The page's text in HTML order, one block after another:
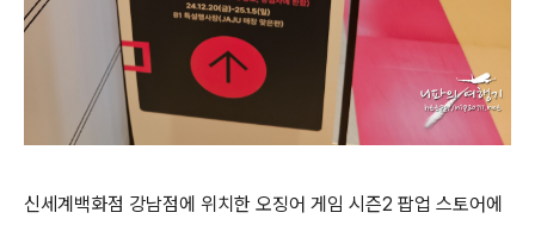
신세계백화점 강남점에 위치한 오징어 게임 시즌2 팝업 스토어에